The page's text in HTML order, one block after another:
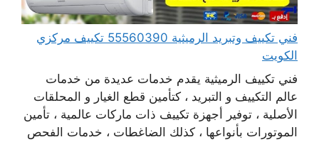
فني تكييف وتبريد الرميثية 55560390 تكييف مركزي
الكويت
فني تكييف الرميثية يقدم خدمات عديدة من خدمات
عالم التكييف و التبريد ، كتأمين قطع الغيار و المحلقات
الأصلية ، توفير أجهزة تكييف ذات ماركات عالمية ، تأمين
الموتورات بأنواعها ، كذلك الضاغطات ، خدمات الفحص